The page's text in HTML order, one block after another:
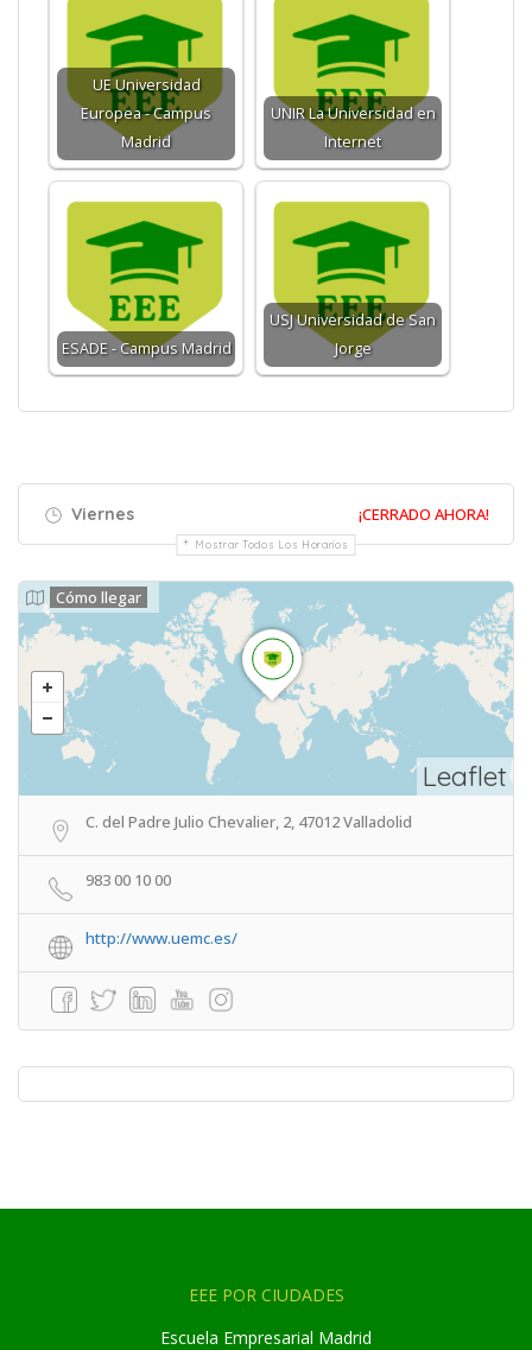
UE Universidad
Europea - Campus
Madrid
UNIR La Universidad en
Internet
ESADE - Campus Madrid
USJ Universidad de San
Jorge
Viernes ¡CERRADO AHORA!
Mostrar Todos Los Horarios
Leaflet
Cómo llegar
C. del Padre Julio Chevalier, 2, 47012 Valladolid
983 00 10 00
http://www.uemc.es/
EEE POR CIUDADES
Escuela Empresarial Madrid